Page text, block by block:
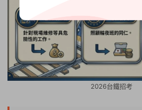
2026台鐵招考